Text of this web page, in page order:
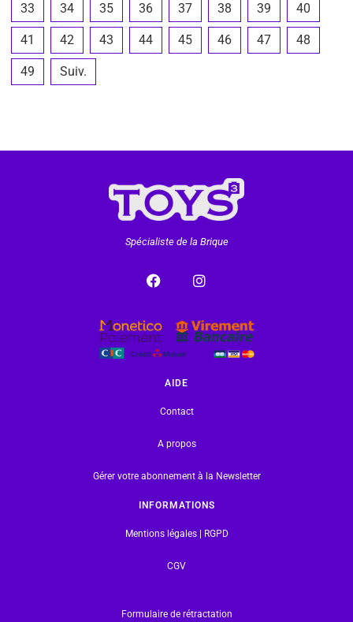
33 34 35 36 37 38 39 40
41 42 43 44 45 46 47 48
49 Suiv.
Spécialiste de la Brique
AIDE
Contact
A propos
Gérer votre abonnement à la Newsletter
INFORMATIONS
Mentions légales | RGPD
CGV
Formulaire de rétractation